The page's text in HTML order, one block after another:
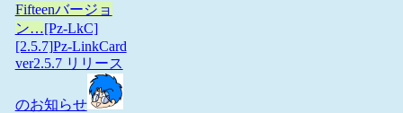
Fifteenバージョ
ン…[Pz-LkC]
[2.5.7]Pz-LinkCard
ver2.5.7 リリース
のお知らせ